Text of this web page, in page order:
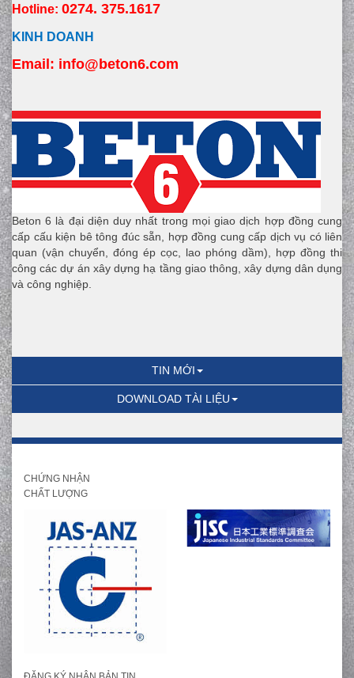
Hotline: 0274. 375.1617
KINH DOANH
Email: info@beton6.com
Beton 6 là đại diện duy nhất trong mọi giao dịch hợp đồng cung
cấp cấu kiện bê tông đúc sẵn, hợp đồng cung cấp dịch vụ có liên
quan (vận chuyển, đóng ép cọc, lao phóng dầm), hợp đồng thi
công các dự án xây dựng hạ tầng giao thông, xây dựng dân dụng
và công nghiệp.
TIN MỚI
DOWNLOAD TÀI LIỆU
CHỨNG NHẬN
CHẤT LƯỢNG